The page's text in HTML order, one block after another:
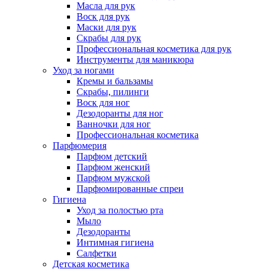
Масла для рук
Воск для рук
Маски для рук
Скрабы для рук
Профессиональная косметика для рук
Инструменты для маникюра
Уход за ногами
Кремы и бальзамы
Скрабы, пилинги
Воск для ног
Дезодоранты для ног
Ванночки для ног
Профессиональная косметика
Парфюмерия
Парфюм детский
Парфюм женский
Парфюм мужской
Парфюмированные спреи
Гигиена
Уход за полостью рта
Мыло
Дезодоранты
Интимная гигиена
Салфетки
Детская косметика